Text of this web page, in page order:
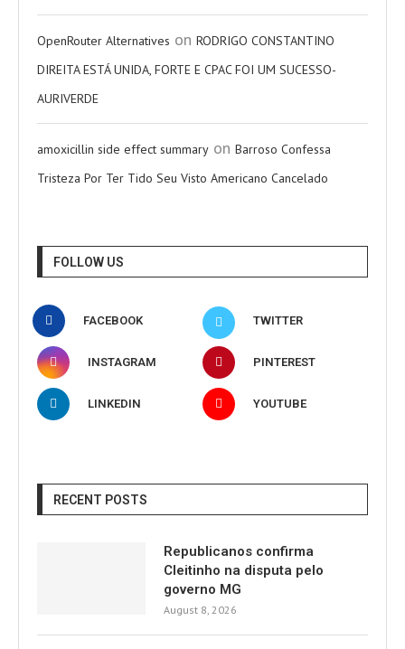
OpenRouter Alternatives on RODRIGO CONSTANTINO
DIREITA ESTÁ UNIDA, FORTE E CPAC FOI UM SUCESSO-
AURIVERDE
amoxicillin side effect summary on Barroso Confessa
Tristeza Por Ter Tido Seu Visto Americano Cancelado
FOLLOW US
FACEBOOK TWITTER
INSTAGRAM PINTEREST
LINKEDIN YOUTUBE
RECENT POSTS
Republicanos confirma
Cleitinho na disputa pelo
governo MG
August 8, 2026